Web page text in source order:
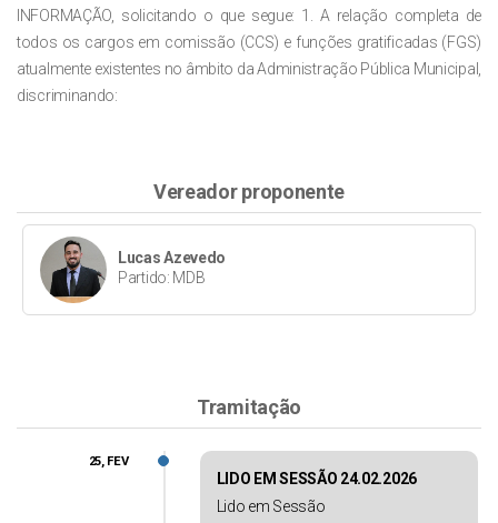
INFORMAÇÃO, solicitando o que segue: 1. A relação completa de
todos os cargos em comissão (CCS) e funções gratificadas (FGS)
atualmente existentes no âmbito da Administração Pública Municipal,
discriminando:
Vereador proponente
Lucas Azevedo
Partido: MDB
Tramitação
LIDO EM SESSÃO 24.02.2026
Lido em Sessão
25, FEV